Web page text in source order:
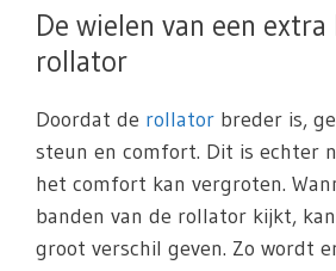
De wielen van een extra
rollator
Doordat de rollator breder is,
steun en comfort. Dit is echter
het comfort kan vergroten.
banden van de rollator kijkt,
groot verschil geven. Zo wordt